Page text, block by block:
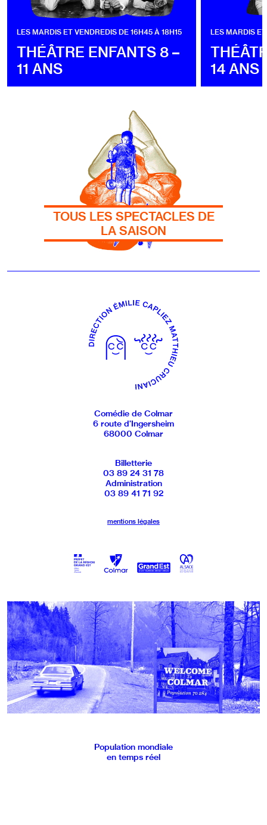
LES MARDIS ET VENDREDIS DE 16H45 À 18H15
THÉÂTRE ENFANTS 8 –
11 ANS
LES MARDIS
14 ANS
TOUS LES SPECTACLES DE
LA SAISON
Comédie de Colmar
6 route d’Ingersheim
68000 Colmar
Billetterie
03 89 24 31 78
Administration
03 89 41 71 92
mentions légales
Population mondiale
en temps réel